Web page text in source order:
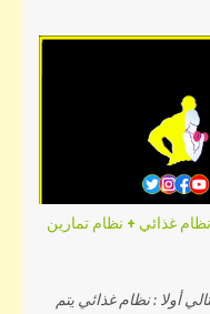
الدوالي طبيعياً لذا
الساقين؟ في كثير من
الدوالي علي المظهر
الشخص من أي ألم ويكون
أوردة زرقاء اللون أو
حالة إلتواء. وفي حالات
ببعض الأعراض الحادة
الساقين يصاحبه ألم مر...
غذائي + نظام تمارين
أولا : نظام غذائي يتم